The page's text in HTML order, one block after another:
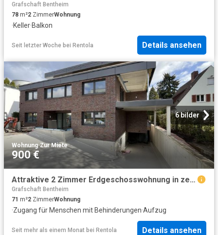
Grafschaft Bentheim
78 m²2 ZimmerWohnung
·Keller·Balkon
Seit letzter Woche bei Rentola Details ansehen
6 bilder
Wohnung·Zur Miete
900 €
Attraktive 2 Zimmer Erdgeschosswohnung in zentraler Bestlage – Modern & hochwertig ausgestattet – Volksbank Immobilien Münsterland GmbH
Grafschaft Bentheim
71 m²2 ZimmerWohnung
·Zugang für Menschen mit Behinderungen·Aufzug
Seit mehr als einem Monat bei Rentola Details ansehen